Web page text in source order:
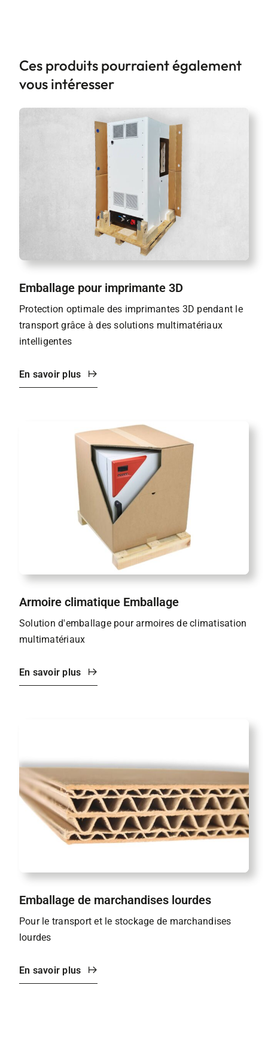
Ces produits pourraient également
vous intéresser
Emballage pour imprimante 3D
Protection optimale des imprimantes 3D pendant le
transport grâce à des solutions multimatériaux
intelligentes
En savoir plus
Armoire climatique Emballage
Solution d'emballage pour armoires de climatisation
multimatériaux
En savoir plus
Emballage de marchandises lourdes
Pour le transport et le stockage de marchandises
lourdes
En savoir plus